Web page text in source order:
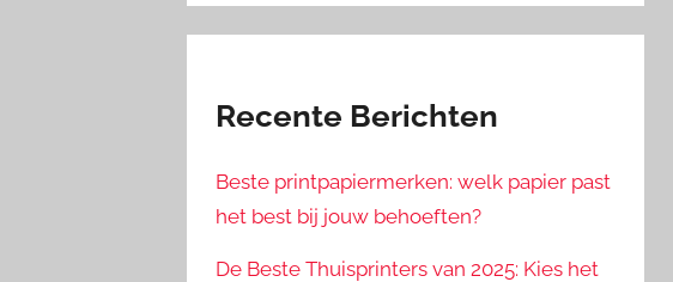
Recente Berichten
Beste printpapiermerken: welk papier past
het best bij jouw behoeften?
De Beste Thuisprinters van 2025: Kies het